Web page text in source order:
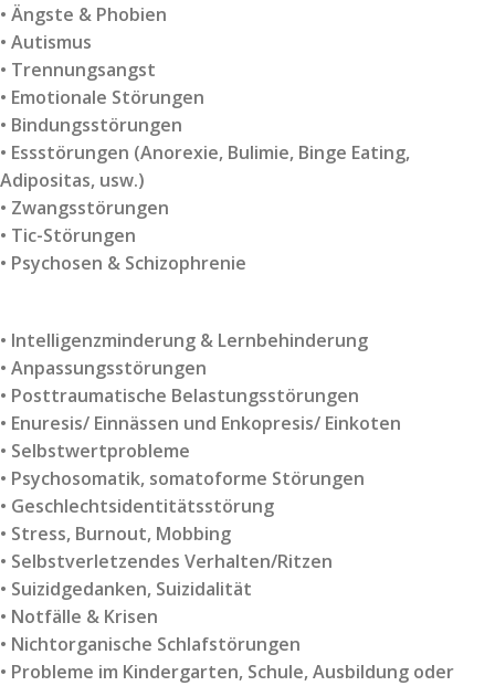
• Ängste & Phobien
• Autismus
• Trennungsangst
• Emotionale Störungen
• Bindungsstörungen
• Essstörungen (Anorexie, Bulimie, Binge Eating,
Adipositas, usw.)
• Zwangsstörungen
• Tic-Störungen
• Psychosen & Schizophrenie
• Intelligenzminderung & Lernbehinderung
• Anpassungsstörungen
• Posttraumatische Belastungsstörungen
• Enuresis/ Einnässen und Enkopresis/ Einkoten
• Selbstwertprobleme
• Psychosomatik, somatoforme Störungen
• Geschlechtsidentitätsstörung
• Stress, Burnout, Mobbing
• Selbstverletzendes Verhalten/Ritzen
• Suizidgedanken, Suizidalität
• Notfälle & Krisen
• Nichtorganische Schlafstörungen
• Probleme im Kindergarten, Schule, Ausbildung oder